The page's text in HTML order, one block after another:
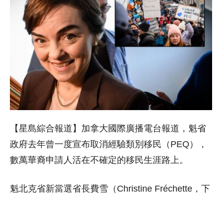
【星島綜合報道】加拿大國際廣播電台報道，魁省
政府去年曾一度宣布取消經驗類別移民（PEQ），
數萬華裔申請人活在不確定的移民生涯路上。
魁北克省新當選省長費雪（Christine Fréchette，下